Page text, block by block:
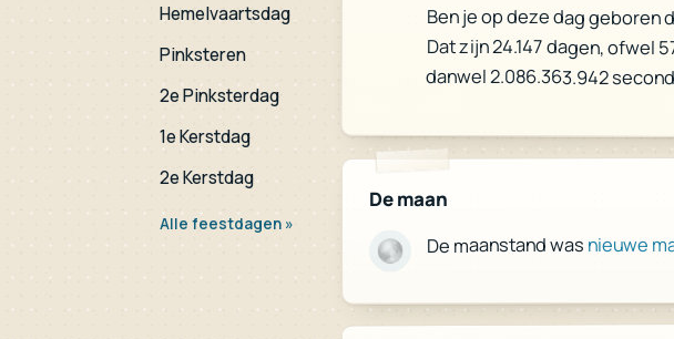
Hemelvaartsdag
Pinksteren
2e Pinksterdag
1e Kerstdag
2e Kerstdag
Alle feestdagen »
Ben je op deze dag geboren
Dat zijn 24.147 dagen, ofwel
danwel 2.086.363.942
De maan
De maanstand was nieuwe